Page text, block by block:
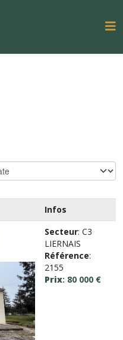
Infos
Secteur: C3
LIERNAIS
Référence:
2155
Prix: 80 000 €